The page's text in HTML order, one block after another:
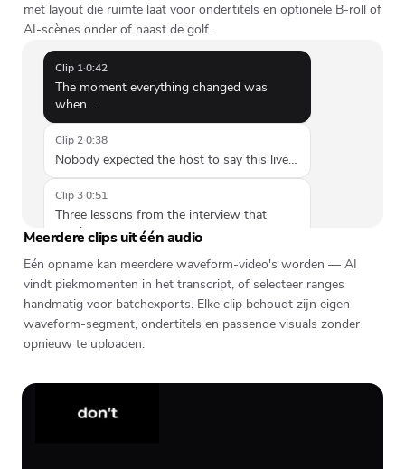
met layout die ruimte laat voor ondertitels en optionele B-roll of
AI-scènes onder of naast de golf.
Clip 1·0:42
The moment everything changed was
when…
Clip 2·0:38
Nobody expected the host to say this live…
Clip 3·0:51
Three lessons from the interview that
stuck…
Meerdere clips uit één audio
Eén opname kan meerdere waveform-video's worden — AI
vindt piekmomenten in het transcript, of selecteer ranges
handmatig voor batchexports. Elke clip behoudt zijn eigen
waveform-segment, ondertitels en passende visuals zonder
opnieuw te uploaden.